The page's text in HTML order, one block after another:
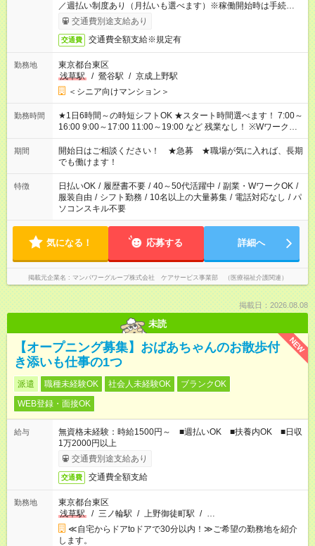
／週払い制度あり（月払いも選べます）※稼働開始時は手続き完
了次第のお支払いとなります。
交通費別途支給あり
交通費 交通費全額支給※規定有
勤務地
東京都台東区
浅草駅
/ 鶯谷駅 / 京成上野駅
＜シニア向けマンション＞
勤務時間
★1日6時間～の時短シフトOK ★スタート時間選べます！ 7:00～
16:00 9:00～17:00 11:00～19:00 など 残業なし！ ※Wワークの
場合、他のお仕事と合わせ週40時間超の就業はご案内できませ
ん ※法令に基づき、週20時間以上勤務は社会保険への加入対象
となります ※労働者派遣法（日雇い派遣の原則禁止）により、
短時間・短期間の就業はご案内が難しい場合があります
期間
開始日はご相談ください！ ★急募 ★職場が気に入れば、長期
でも働けます！
特徴 日払いOK / 履歴書不要 / 40～50代活躍中 / 副業・WワークOK /
服装自由 / シフト勤務 / 10名以上の大量募集 / 電話対応なし / パ
ソコンスキル不要
気になる！ 応募する 詳細へ
掲載元企業名 マンパワーグループ株式会社 ケアサービス事業部 （医療福祉介護関連）
掲載日：2026.08.08
未読
NEW
【オープニング募集】おばあちゃんのお散歩付
き添いも仕事の1つ
派遣 職種未経験OK 社会人未経験OK
ブランクOK
WEB登録・面接OK
給与
無資格未経験：時給1500円～ ■週払いOK ■扶養内OK ■日収
1万2000円以上
交通費別途支給あり
交通費 交通費全額支給
勤務地
東京都台東区
浅草駅
/ 三ノ輪駅 / 上野御徒町駅 / …
≪自宅からドアtoドアで30分以内！≫ご希望の勤務地を紹介
します。